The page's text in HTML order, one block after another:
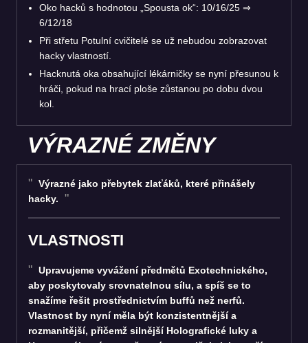
Oko hacků s hodnotou „Spousta ok“: 10/16/25 ⇒
6/12/18
Při střetu Potulní cvičitelé se už nebudou zobrazovat
hacky vlastností.
Hacknutá oka obsahující lékárničky se nyní přesunou k
hráči, pokud na hrací ploše zůstanou po dobu dvou
kol.
VÝRAZNÉ ZMĚNY
Výrazné jako přebytek zlaťáků, které přinášely
hacky.
VLASTNOSTI
Upravujeme vyvážení předmětů Exotechnického,
aby poskytovaly srovnatelnou sílu, a spíš se to
snažíme řešit prostřednictvím buffů než nerfů.
Vlastnost by nyní měla být konzistentnější a
rozmanitější, přičemž silnější Holografické luky a